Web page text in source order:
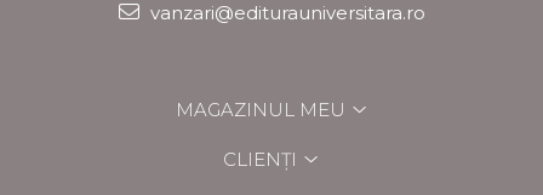
vanzari@editurauniversitara.ro
MAGAZINUL MEU
CLIENȚI